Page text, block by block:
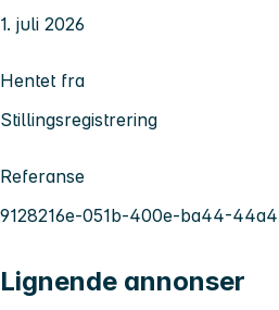
1. juli 2026
Hentet fra
Stillingsregistrering
Referanse
9128216e-051b-400e-ba44-
Lignende annonser